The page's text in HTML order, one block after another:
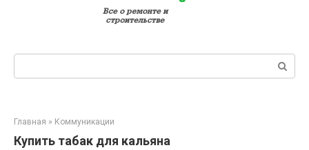
Поиск:
Главная » Коммуникации
Купить табак для кальяна